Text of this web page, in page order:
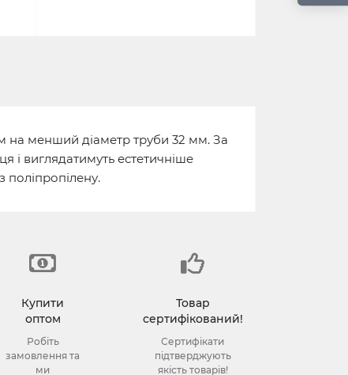
на менший діаметр труби 32 мм. За
і виглядатимуть естетичніше
поліпропілену.
Купити
оптом
Робіть
замовлення та
ми
Товар
сертифікований!
Сертифікати
підтверджують
якість товарів!